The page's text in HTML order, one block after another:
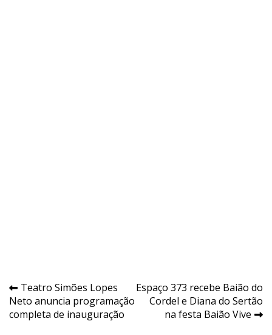
Navegação
de
Teatro Simões Lopes
Neto anuncia programação
completa de inauguração
Espaço 373 recebe Baião do
Cordel e Diana do Sertão
na festa Baião Vive